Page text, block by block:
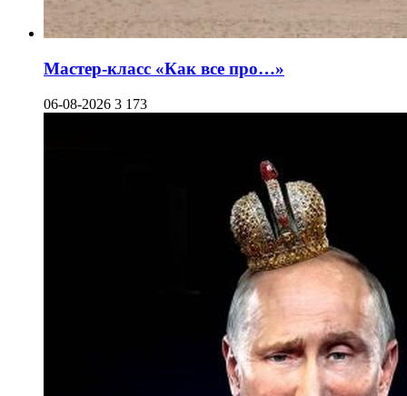
Мастер-класс «Как все про…»
06-08-2026 3 173